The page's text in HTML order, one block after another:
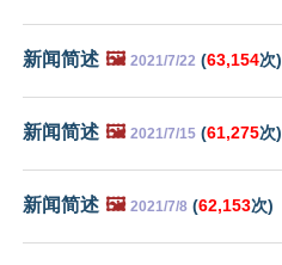
新闻简述 🖼️ 2021/7/22 (63,154次)
新闻简述 🖼️ 2021/7/15 (61,275次)
新闻简述 🖼️ 2021/7/8 (62,153次)